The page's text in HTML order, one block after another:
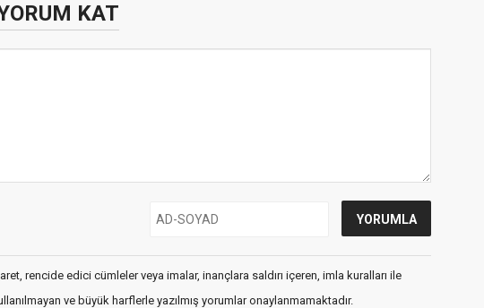
KAT
rencide edici cümleler veya imalar, inançlara saldırı içeren, imla kuralları ile
ve büyük harflerle yazılmış yorumlar onaylanmamaktadır.